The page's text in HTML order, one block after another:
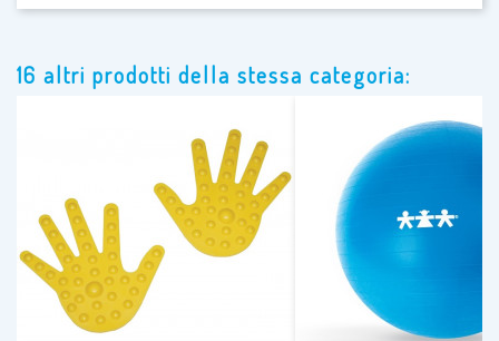
16 altri prodotti della stessa categoria: